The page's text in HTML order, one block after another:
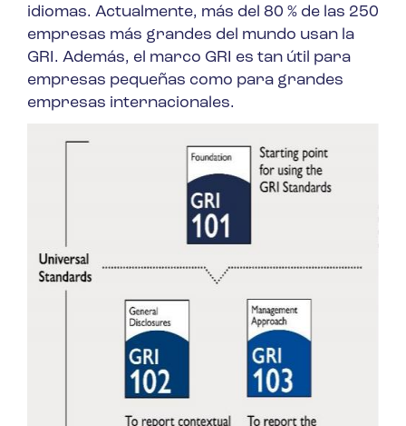
idiomas. Actualmente, más del 80 % de las 250
empresas más grandes del mundo usan la
GRI. Además, el marco GRI es tan útil para
empresas pequeñas como para grandes
empresas internacionales.